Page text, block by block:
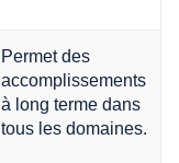
Permet des
accomplissements
à long terme dans
tous les domaines.